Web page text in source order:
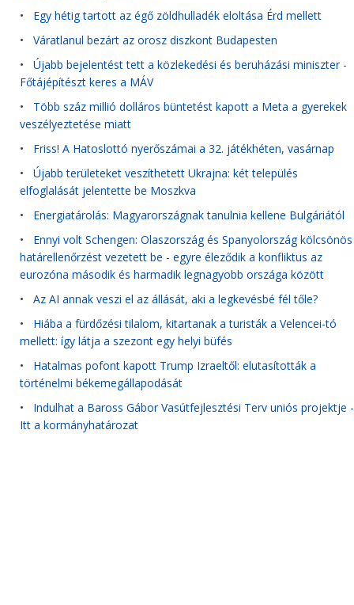
• Egy hétig tartott az égő zöldhulladék eloltása Érd mellett
• Váratlanul bezárt az orosz diszkont Budapesten
• Újabb bejelentést tett a közlekedési és beruházási miniszter -
Főtájépítészt keres a MÁV
• Több száz millió dolláros büntetést kapott a Meta a gyerekek
veszélyeztetése miatt
• Friss! A Hatoslottó nyerőszámai a 32. játékhéten, vasárnap
• Újabb területeket veszíthetett Ukrajna: két település
elfoglalását jelentette be Moszkva
• Energiatárolás: Magyarországnak tanulnia kellene Bulgáriától
• Ennyi volt Schengen: Olaszország és Spanyolország kölcsönös
határellenőrzést vezetett be - egyre éleződik a konfliktus az
eurozóna második és harmadik legnagyobb országa között
• Az AI annak veszi el az állását, aki a legkevésbé fél tőle?
• Hiába a fürdőzési tilalom, kitartanak a turisták a Velencei-tó
mellett: így látja a szezont egy helyi büfés
• Hatalmas pofont kapott Trump Izraeltől: elutasították a
történelmi békemegállapodását
• Indulhat a Baross Gábor Vasútfejlesztési Terv uniós projektje -
Itt a kormányhatározat